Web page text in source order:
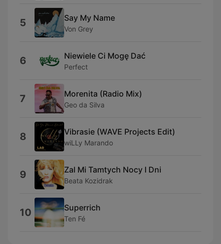
5 Say My Name
Von Grey
6 Niewiele Ci Mogę Dać
Perfect
7 Morenita (Radio Mix)
Geo da Silva
8 Vibrasie (WAVE Projects Edit)
wiLLy Marando
9 Zal Mi Tamtych Nocy I Dni
Beata Kozidrak
10 Superrich
Ten Fé